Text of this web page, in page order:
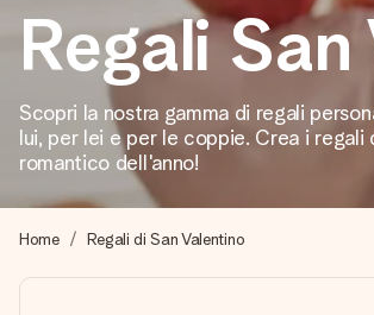
4,7 (basato su +15.000
I nostri regali ispirano. I clienti ci valutano
Biglietto d'auguri gratuito
Realizza qualcosa di unico in pochi
perfetto.
Regali
Scopri la nostra gamma di regali
lui, per lei e per le coppie. Crea i
romantico dell'anno!
Home Regali di San Valentino